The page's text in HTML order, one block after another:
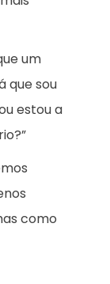
um
que sou
estou a
como